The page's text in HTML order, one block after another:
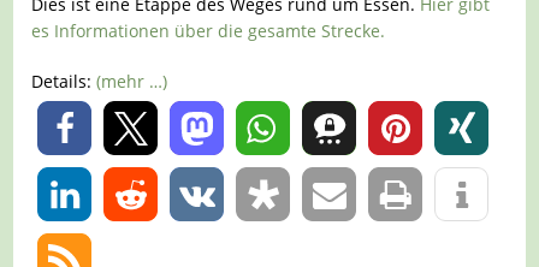
es Informationen über die gesamte Strecke.
Details:(mehr …)
0
0